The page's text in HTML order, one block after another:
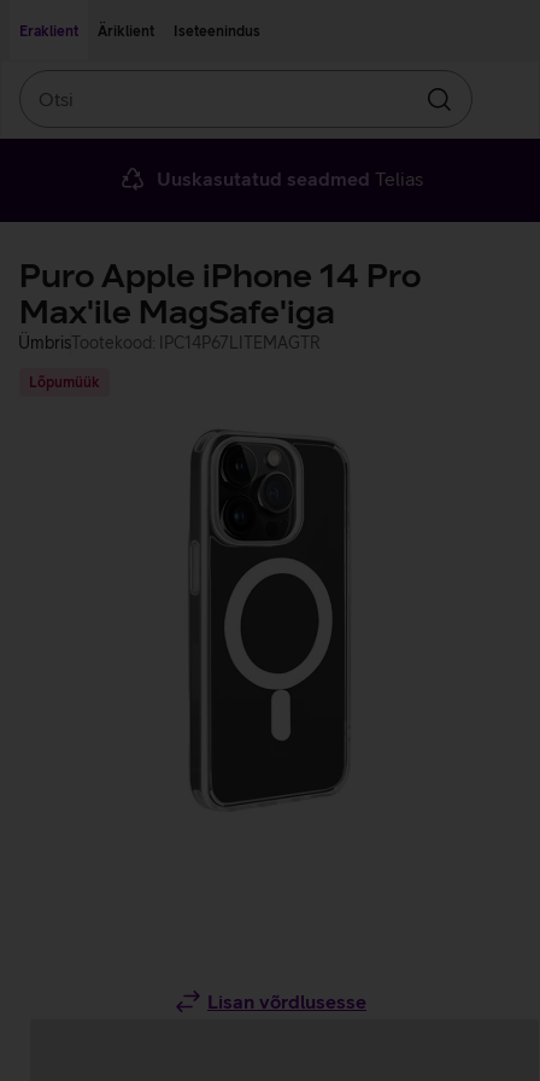
Eraklient
Äriklient Iseteenindus
Otsin
Uuskasutatud seadmed Telias
Puro Apple iPhone 14 Pro
Max'ile MagSafe'iga
ÜmbrisTootekood: IPC14P67LITEMAGTR
Lõpumüük
Lisan võrdlusesse